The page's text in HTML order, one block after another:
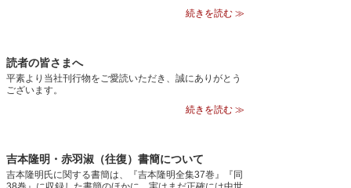
続きを読む ≫
読者の皆さまへ
平素より当社刊行物をご愛読いただき、誠にありがとう
ございます。
続きを読む ≫
吉本隆明・赤羽淑（往復）書簡について
吉本隆明氏に関する書簡は、『吉本隆明全集37巻』『同